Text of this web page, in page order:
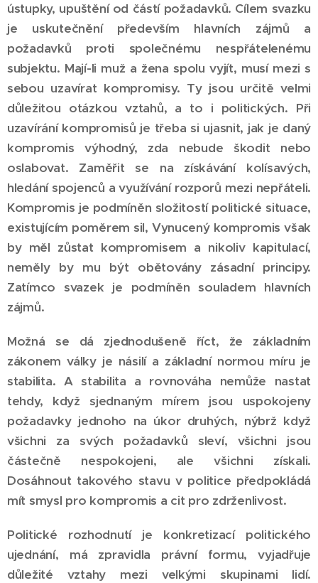
ústupky, upuštění od částí požadavků. Cílem svazku
je uskutečnění především hlavních zájmů a
požadavků proti společnému nespřátelenému
subjektu. Mají-li muž a žena spolu vyjít, musí mezi s
sebou uzavírat kompromisy. Ty jsou určitě velmi
důležitou otázkou vztahů, a to i politických. Při
uzavírání kompromisů je třeba si ujasnit, jak je daný
kompromis výhodný, zda nebude škodit nebo
oslabovat. Zaměřit se na získávání kolísavých,
hledání spojenců a využívání rozporů mezi nepřáteli.
Kompromis je podmíněn složitostí politické situace,
existujícím poměrem sil, Vynucený kompromis však
by měl zůstat kompromisem a nikoliv kapitulací,
neměly by mu být obětovány zásadní principy.
Zatímco svazek je podmíněn souladem hlavních
zájmů.
Možná se dá zjednodušeně říct, že základním
zákonem války je násilí a základní normou míru je
stabilita. A stabilita a rovnováha nemůže nastat
tehdy, když sjednaným mírem jsou uspokojeny
požadavky jednoho na úkor druhých, nýbrž když
všichni za svých požadavků sleví, všichni jsou
částečně nespokojeni, ale všichni získali.
Dosáhnout takového stavu v politice předpokládá
mít smysl pro kompromis a cit pro zdrženlivost.
Politické rozhodnutí je konkretizací politického
ujednání, má zpravidla právní formu, vyjadřuje
důležité vztahy mezi velkými skupinami lidí.